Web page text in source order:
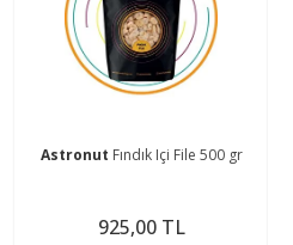
Astronut Fındık Içi File 500 gr
925,00 TL